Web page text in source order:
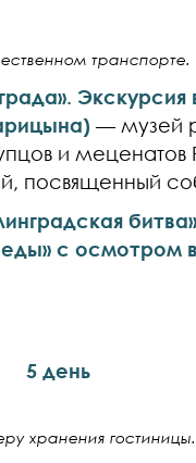
транспорте.
— музей
и меценатов
с осмотром
5 день
хранения гостиницы.